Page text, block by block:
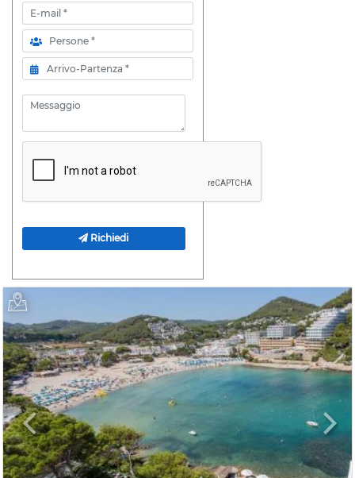
E-mail
Persone
Arrivo-Partenza
Messaggio
Richiedi
Previous Next